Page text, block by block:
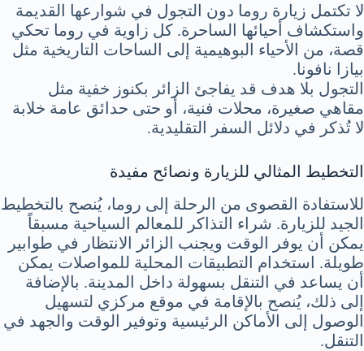
لا تكتمل زيارة روما دون التجول في شوارعها القديمة
واستكشاف أحيائها الساحرة. كل زاوية في روما تحكي
قصة، من الأحياء البوهيمية إلى الساحات التاريخية مثل
بيازا نافونا.
التجول بلا هدف قد يفاجئ الزائر بكنوز خفية مثل
مقاهي صغيرة، محلات فنية، أو حتى حدائق عامة خلابة
لا تُذكر في دلائل السفر التقليدية.
التخطيط المثالي للزيارة ونصائح مفيدة
للاستفادة القصوى من الرحلة إلى روما، يُنصح بالتخطيط
الجيد للزيارة. شراء التذاكر للمعالم السياحية مسبقاً
يمكن أن يوفر الوقت ويجنب الزائر الانتظار في طوابير
طويلة. استخدام التطبيقات المحلية للمواصلات يمكن
أن يساعد في التنقل بسهولة داخل المدينة. بالإضافة
إلى ذلك، يُنصح بالإقامة في موقع مركزي لتسهيل
الوصول إلى الأماكن الرئيسية وتوفير الوقت والجهد في
التنقل.